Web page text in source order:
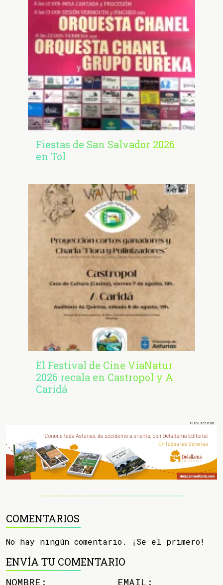
Fiestas de San Salvador 2026
en Tol
El Festival de Cine VíaNatur
2026 recala en Castropol y A
Caridá
COMENTARIOS
No hay ningún comentario. ¡Se el primero!
ENVÍA TU COMENTARIO
NOMBRE: EMAIL: